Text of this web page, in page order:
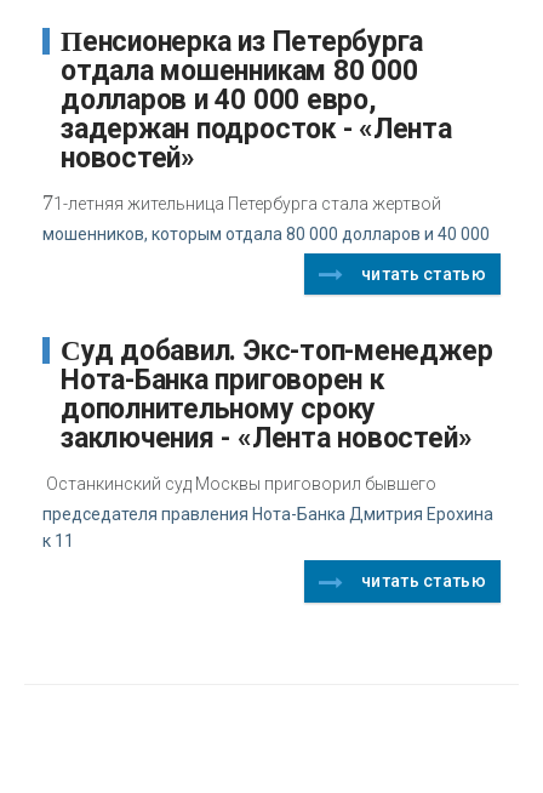
Пенсионерка из Петербурга
отдала мошенникам 80 000
долларов и 40 000 евро,
задержан подросток - «Лента
новостей»
71-летняя жительница Петербурга стала жертвой
мошенников, которым отдала 80 000 долларов и 40 000
читать статью
Суд добавил. Экс-топ-менеджер
Нота-Банка приговорен к
дополнительному сроку
заключения - «Лента новостей»
Останкинский суд Москвы приговорил бывшего
председателя правления Нота-Банка Дмитрия Ерохина
к 11
читать статью